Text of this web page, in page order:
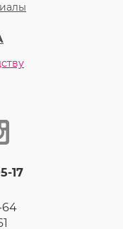
17
64